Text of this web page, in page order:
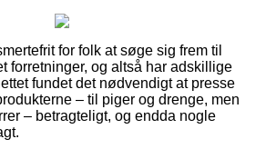
for folk at søge sig frem til
forretninger, og altså har adskillige
fundet det nødvendigt at presse
– til piger og drenge, men
– betragteligt, og endda nogle